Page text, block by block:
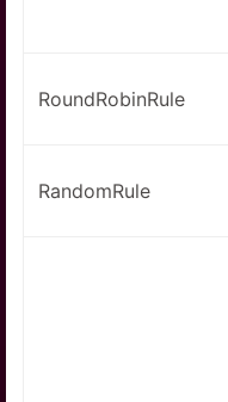
RoundRobinRule
RandomRule